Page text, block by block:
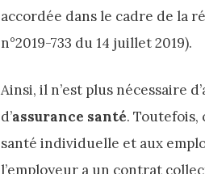
accordée dans le cadre de la
n°2019-733 du 14 juillet 2019).
Ainsi, il n’est plus nécessaire
d’assurance santé.
santé individuelle et aux
l’employeur a un contrat